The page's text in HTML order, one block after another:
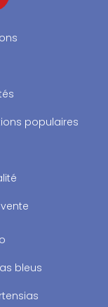
populaires
bleus